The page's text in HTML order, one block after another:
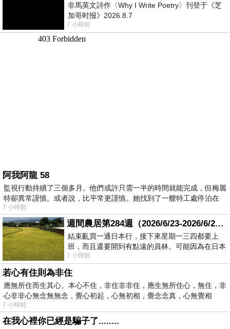
非馬英文詩作〈Why I Write Poetry〉刊登于《芝
加哥时报》2026.8.7
7 小時前
阿我阿龍 58
監視行動持續了三個多月。他們或許只需一半的時間就能完成，但梅麗
特卻異常謹慎。或者說，比平常更謹慎。她找到了一艘特工處停泊在
7 小時前
週間農居第284週（2026/6/23-2026/6/24) 夏至 金黃稻浪洋溢豐收喜悅
結束亂買一通日本行，接下來星期一三四都要上
班，而且還要開到有點遠的員林。可能因為在日本
花不少錢，星期一出門上班時，心裡沒有一
7 小時前
若心有住則為非住
應無所住而生其心。本心不住，非住非非住，應生無所住心，無住，非
心非非心無念無無念，覺心初起，心無初相，覺念念真，心無覺相
7 小時前
在我心裡你已經是騙子了........